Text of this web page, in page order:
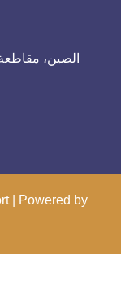
الصين،
| Powered by